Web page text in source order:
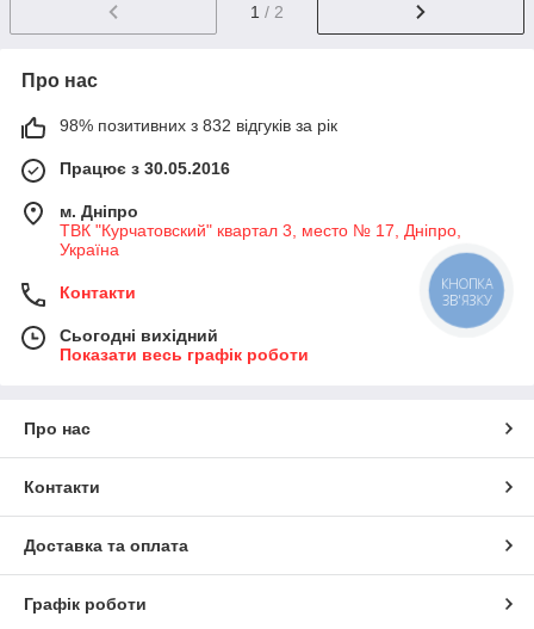
1 / 2
Про нас
98% позитивних з 832 відгуків за рік
Працює з 30.05.2016
м. Дніпро
ТВК "Курчатовский" квартал 3, место № 17, Дніпро,
Україна
Контакти
Сьогодні вихідний
Показати весь графік роботи
Про нас
Контакти
Доставка та оплата
Графік роботи
КНОПКА
ЗВ'ЯЗКУ